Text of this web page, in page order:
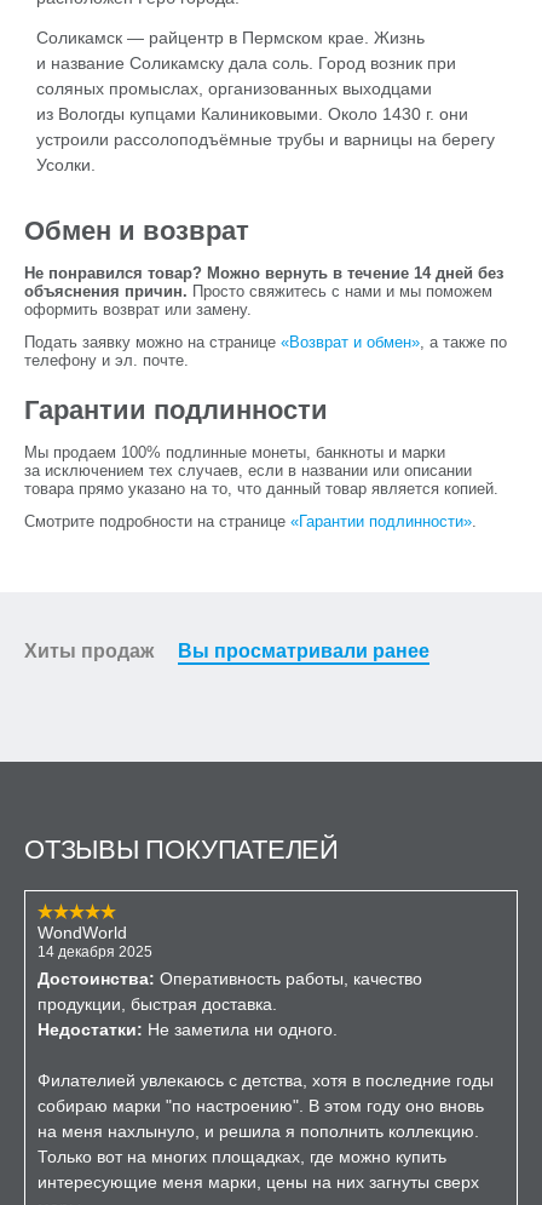
Соликамск — райцентр в Пермском крае. Жизнь
и название Соликамску дала соль. Город возник при
соляных промыслах, организованных выходцами
из Вологды купцами Калиниковыми. Около 1430 г. они
устроили рассолоподъёмные трубы и варницы на берегу
Усолки.
Обмен и возврат
Не понравился товар? Можно вернуть в течение 14 дней без
объяснения причин. Просто свяжитесь с нами и мы поможем
оформить возврат или замену.
Подать заявку можно на странице «Возврат и обмен», а также по
телефону и эл. почте.
Гарантии подлинности
Мы продаем 100% подлинные монеты, банкноты и марки
за исключением тех случаев, если в названии или описании
товара прямо указано на то, что данный товар является копией.
Смотрите подробности на странице «Гарантии подлинности».
Хиты продаж Вы просматривали ранее
ОТЗЫВЫ ПОКУПАТЕЛЕЙ
WondWorld
14 декабря 2025
Достоинства: Оперативность работы, качество
продукции, быстрая доставка.
Недостатки: Не заметила ни одного.
Филателией увлекаюсь с детства, хотя в последние годы
собираю марки "по настроению". В этом году оно вновь
на меня нахлынуло, и решила я пополнить коллекцию.
Только вот на многих площадках, где можно купить
интересующие меня марки, цены на них загнуты сверх